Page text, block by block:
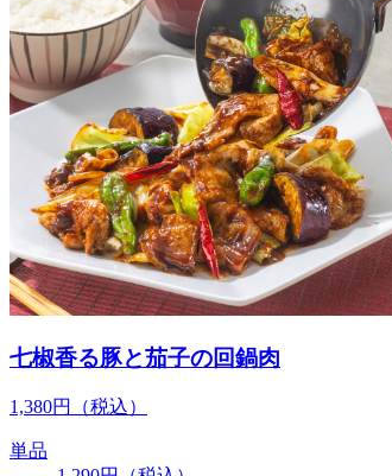
七椒香る豚と茄子の回鍋肉
1,380円 （税込）
単品